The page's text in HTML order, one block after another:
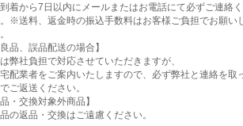
着から7日以内にメールまたはお電話にて必ずご連絡
※送料、返金時の振込手数料はお客様ご負担でお願い
良品、誤品配送の場合】
弊社負担で対応させていただきますが、
配業者をご案内いたしますので、必ず弊社と連絡を取
ご返送ください。
品・交換対象外商品】
の返品・交換はご遠慮ください。